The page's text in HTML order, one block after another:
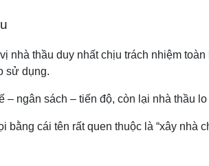
nhà thầu duy nhất chịu trách nhiệm
sử dụng.
– ngân sách – tiến độ, còn lại nhà thầu
cái tên rất quen thuộc là “xây nhà